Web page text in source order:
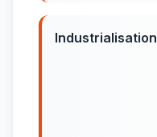
Industrialisation